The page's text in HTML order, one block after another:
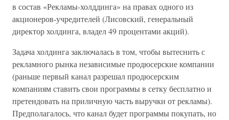
в состав «Рекламы-холддинга» на правах одного из
акционеров-учредителей (Лисовский, генеральный
директор холдинга, владел 49 процентами акций).
Задача холдинга заключалась в том, чтобы вытеснить с
рекламного рынка независимые продюсерские компании
(раньше первый канал разрешал продюсерским
компаниям ставить свои программы в сетку бесплатно и
претендовать на приличную часть выручки от рекламы).
Предполагалось, что канал будет программы покупать, но